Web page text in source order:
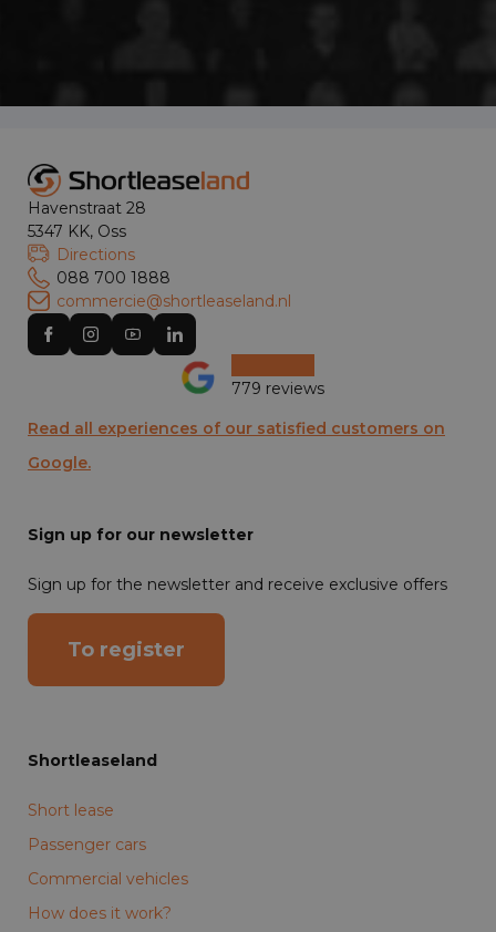
Havenstraat 28
5347 KK, Oss
Directions
088 700 1888
commercie@shortleaseland.nl
779 reviews
Read all experiences of our satisfied customers on
Google.
Sign up for our newsletter
Sign up for the newsletter and receive exclusive offers
To register
Shortleaseland
Short lease
Passenger cars
Commercial vehicles
How does it work?